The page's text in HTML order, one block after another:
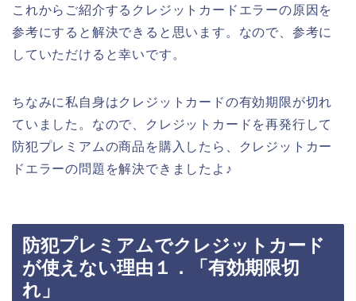
これからご紹介するクレジットカードエラーの原因を
参考にすると解決できると思います。なので、参考に
していただけると幸いです。
ちなみに私自身はクレジットカードの有効期限が切れ
ていました。なので、クレジットカードを再発行して
防犯プレミアムの商品を購入したら、クレジットカー
ドエラーの問題を解決できましたよ♪
防犯プレミアムでクレジットカード
が使えない理由１．「有効期限切
れ」